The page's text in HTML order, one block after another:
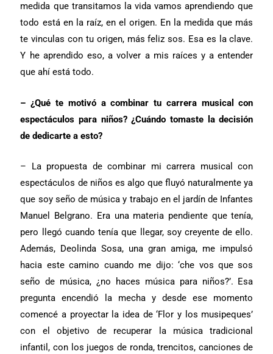
medida que transitamos la vida vamos aprendiendo que
todo está en la raíz, en el origen. En la medida que más
te vinculas con tu origen, más feliz sos. Esa es la clave.
Y he aprendido eso, a volver a mis raíces y a entender
que ahí está todo.
– ¿Qué te motivó a combinar tu carrera musical con
espectáculos para niños? ¿Cuándo tomaste la decisión
de dedicarte a esto?
– La propuesta de combinar mi carrera musical con
espectáculos de niños es algo que fluyó naturalmente ya
que soy seño de música y trabajo en el jardín de Infantes
Manuel Belgrano. Era una materia pendiente que tenía,
pero llegó cuando tenía que llegar, soy creyente de ello.
Además, Deolinda Sosa, una gran amiga, me impulsó
hacia este camino cuando me dijo: ‘che vos que sos
seño de música, ¿no haces música para niños?’. Esa
pregunta encendió la mecha y desde ese momento
comencé a proyectar la idea de ‘Flor y los musipeques’
con el objetivo de recuperar la música tradicional
infantil, con los juegos de ronda, trencitos, canciones de